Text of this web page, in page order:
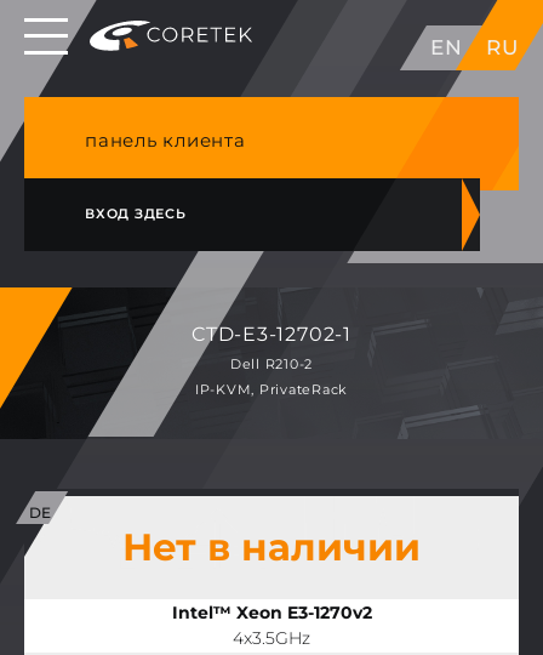
EN RU
Выделенные серверы в ЕС, Японии, ГК, США
NVME VPS & cPanel премиум хостинг в
панель клиента
ВХОД ЗДЕСЬ
CTD-E3-12702-1
Dell R210-2
IP-KVM, PrivateRack
Нет в наличии
Intel™ Xeon E3-1270v2
4x3.5GHz